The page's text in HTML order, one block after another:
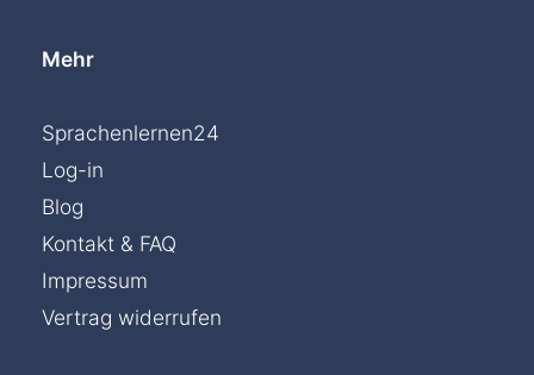
Mehr
Sprachenlernen24
Log-in
Blog
Kontakt & FAQ
Impressum
Vertrag widerrufen